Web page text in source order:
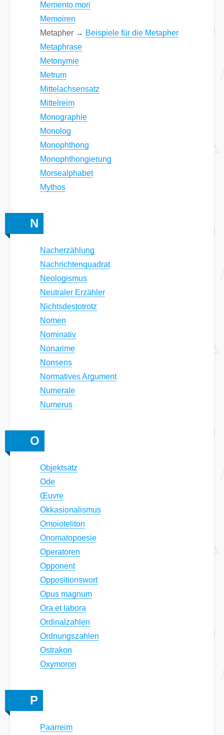
Memento mori
Memoiren
Metapher → Beispiele für die Metapher
Metaphrase
Metonymie
Metrum
Mittelachsensatz
Mittelreim
Monographie
Monolog
Monophthong
Monophthongierung
Morsealphabet
Mythos
N
Nacherzählung
Nachrichtenquadrat
Neologismus
Neutraler Erzähler
Nichtsdestotrotz
Nomen
Nominativ
Nonarime
Nonsens
Normatives Argument
Numerale
Numerus
O
Objektsatz
Ode
Œuvre
Okkasionalismus
Omoioteliton
Onomatopoesie
Operatoren
Opponent
Oppositionswort
Opus magnum
Ora et labora
Ordinalzahlen
Ordnungszahlen
Ostrakon
Oxymoron
P
Paarreim